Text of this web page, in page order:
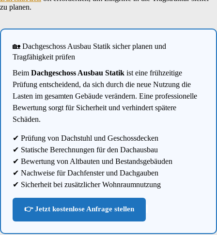
zu planen.
🏡 Dachgeschoss Ausbau Statik sicher planen und
Tragfähigkeit prüfen
Beim Dachgeschoss Ausbau Statik ist eine frühzeitige
Prüfung entscheidend, da sich durch die neue Nutzung die
Lasten im gesamten Gebäude verändern. Eine professionelle
Bewertung sorgt für Sicherheit und verhindert spätere
Schäden.
✔ Prüfung von Dachstuhl und Geschossdecken
✔ Statische Berechnungen für den Dachausbau
✔ Bewertung von Altbauten und Bestandsgebäuden
✔ Nachweise für Dachfenster und Dachgauben
✔ Sicherheit bei zusätzlicher Wohnraumnutzung
👉 Jetzt kostenlose Anfrage stellen